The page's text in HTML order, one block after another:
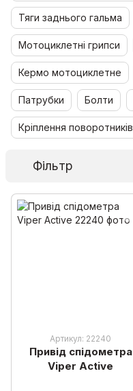
Тяги заднього гальма
Мотоциклетні грипси
Кермо мотоциклетне
Патрубки Болти
Кріплення поворотників
Фільтр
Артикул: 22240
Привід спідометра
Viper Active